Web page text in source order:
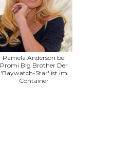
Pamela Anderson bei
Promi Big Brother Der
'Baywatch-Star' ist im
Container